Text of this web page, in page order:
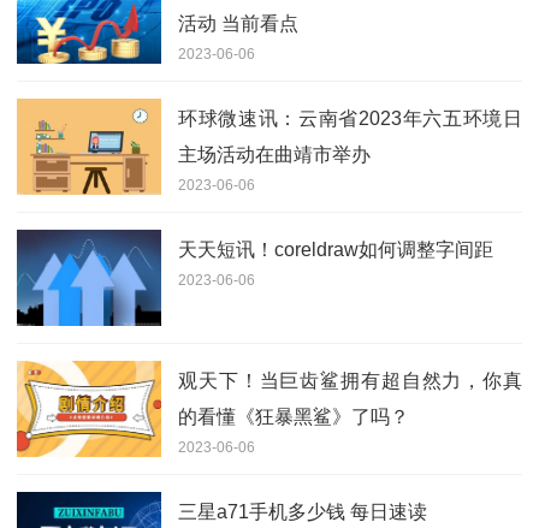
活动 当前看点
2023-06-06
环球微速讯：云南省2023年六五环境日
主场活动在曲靖市举办
2023-06-06
天天短讯！coreldraw如何调整字间距
2023-06-06
观天下！当巨齿鲨拥有超自然力，你真
的看懂《狂暴黑鲨》了吗？
2023-06-06
三星a71手机多少钱 每日速读